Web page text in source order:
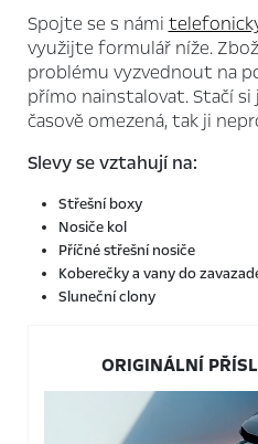
Spojte se s námi
využijte formulář níže.
problému vyzvednout na
přímo nainstalovat. Stačí si
časově omezená, tak ji
Slevy se vztahují na:
Střešní boxy
Nosiče kol
Příčné střešní nosiče
Koberečky a vany do
Sluneční clony
ORIGINÁLNÍ